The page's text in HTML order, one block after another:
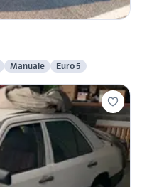
Manuale Euro 5